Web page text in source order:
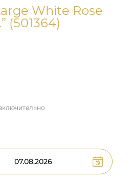
White Rose
(501364)